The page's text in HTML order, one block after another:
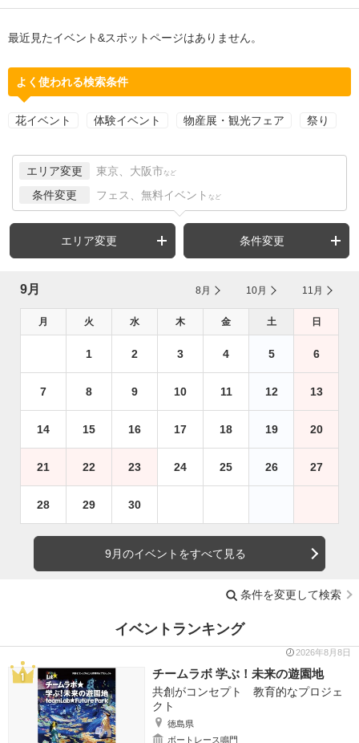
最近見たイベント&スポットページはありません。
よく使われる検索条件
花イベント 体験イベント 物産展・観光フェア 祭り
エリア変更 東京、大阪市 など
条件変更 フェス、無料イベント など
エリア変更 条件変更
9月 8月 10月 11月
月 火 水 木 金 土 日
1 2 3 4 5 6
7 8 9 10 11 12 13
14 15 16 17 18 19 20
21 22 23 24 25 26 27
28 29 30
9月のイベントをすべて見る
条件を変更して検索
イベントランキング
2026年8月8日
チームラボ 学ぶ！未来の遊園地
共創がコンセプト 教育的なプロジェ
クト
徳島県
ボートレース鳴門